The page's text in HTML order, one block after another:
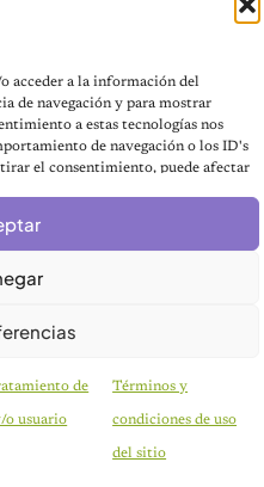
acceder a la información del
de navegación y para mostrar
a estas tecnologías nos
de navegación o los ID's
el consentimiento, puede afectar
de
o usuario
Términos y
condiciones de uso
del sitio
Mascotas